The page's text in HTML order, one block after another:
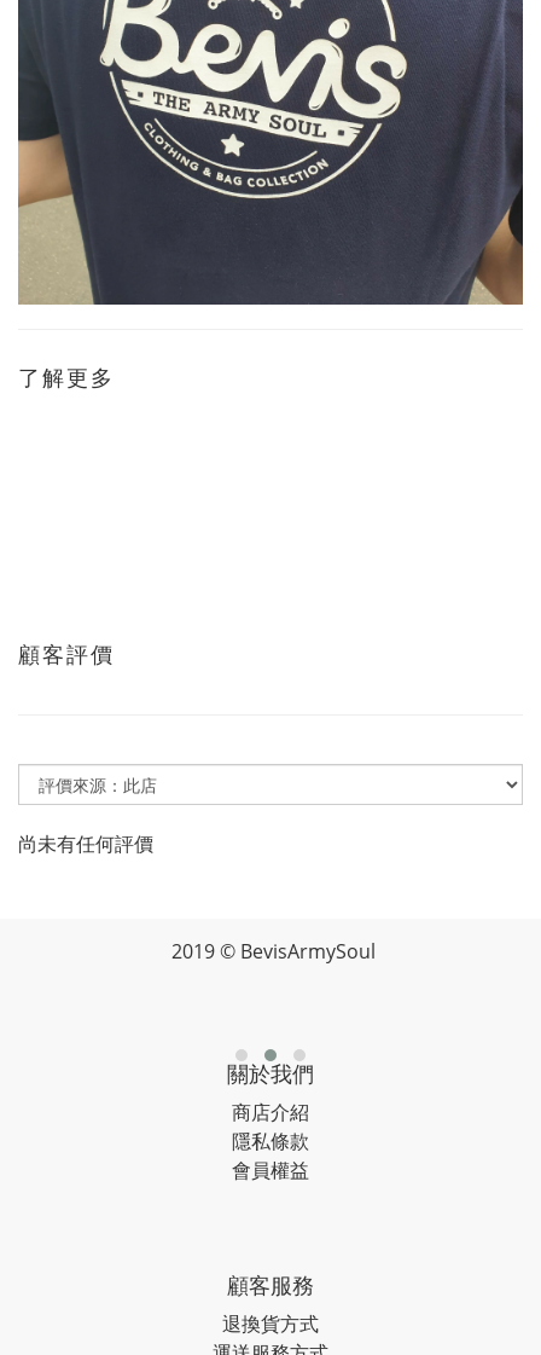
了解更多
顧客評價
尚未有任何評價
2019 © BevisArmySoul
關於我們
商店介紹
隱私條款
會員權益
顧客服務
退換貨方式